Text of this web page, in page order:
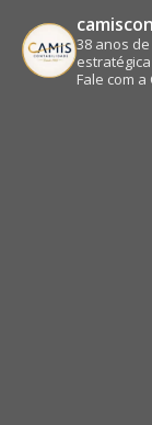
38 anos
Fale com a